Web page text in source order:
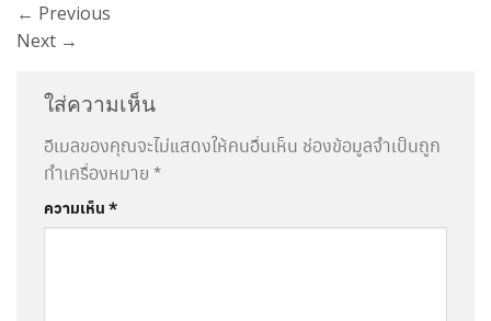
← Previous
Next →
ใส่ความเห็น
อีเมลของคุณจะไม่แสดงให้คนอื่นเห็น ช่องข้อมูลจำเป็นถูก
ทำเครื่องหมาย *
ความเห็น*